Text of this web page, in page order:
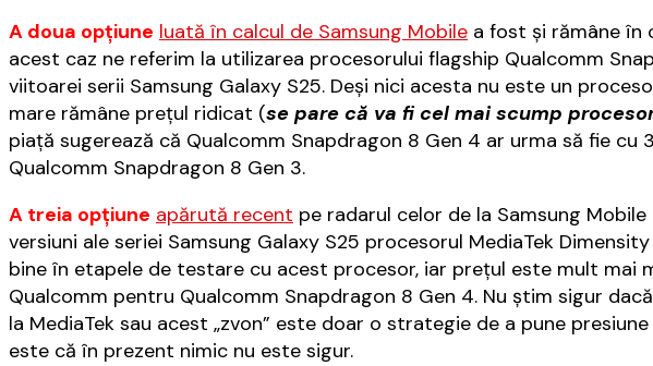
A doua opţiune luată în calcul de Samsung Mobile a fost şi rămâne în
acest caz ne referim la utilizarea procesorului flagship Qualcomm
viitoarei serii Samsung Galaxy S25. Deşi nici acesta nu este un
mare rămâne preţul ridicat (se pare că va fi cel mai scump
piaţă sugerează că Qualcomm Snapdragon 8 Gen 4 ar urma să fie cu
Qualcomm Snapdragon 8 Gen 3.
A treia opţiune apărută recent pe radarul celor de la Samsung
versiuni ale seriei Samsung Galaxy S25 procesorul MediaTek
bine în etapele de testare cu acest procesor, iar preţul este mult mai
Qualcomm pentru Qualcomm Snapdragon 8 Gen 4. Nu ştim sigur
la MediaTek sau acest „zvon” este doar o strategie de a pune
este că în prezent nimic nu este sigur.